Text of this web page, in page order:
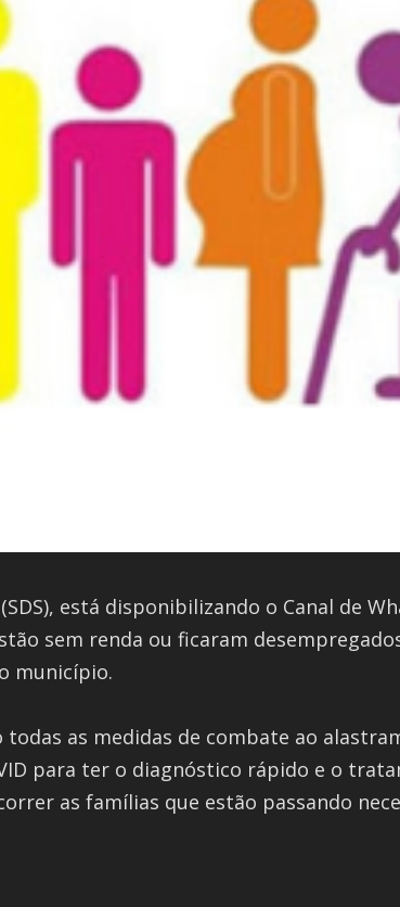
está disponibilizando o Canal de
sem renda ou ficaram
município.
as medidas de combate ao
para ter o diagnóstico rápido e o
as famílias que estão passando